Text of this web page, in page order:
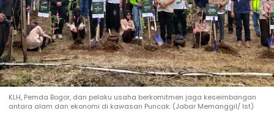
KLH, Pemda Bogor, dan pelaku usaha berkomitmen jaga keseimbangan
antara alam dan ekonomi di kawasan Puncak. (Jabar Memanggil/ Ist)